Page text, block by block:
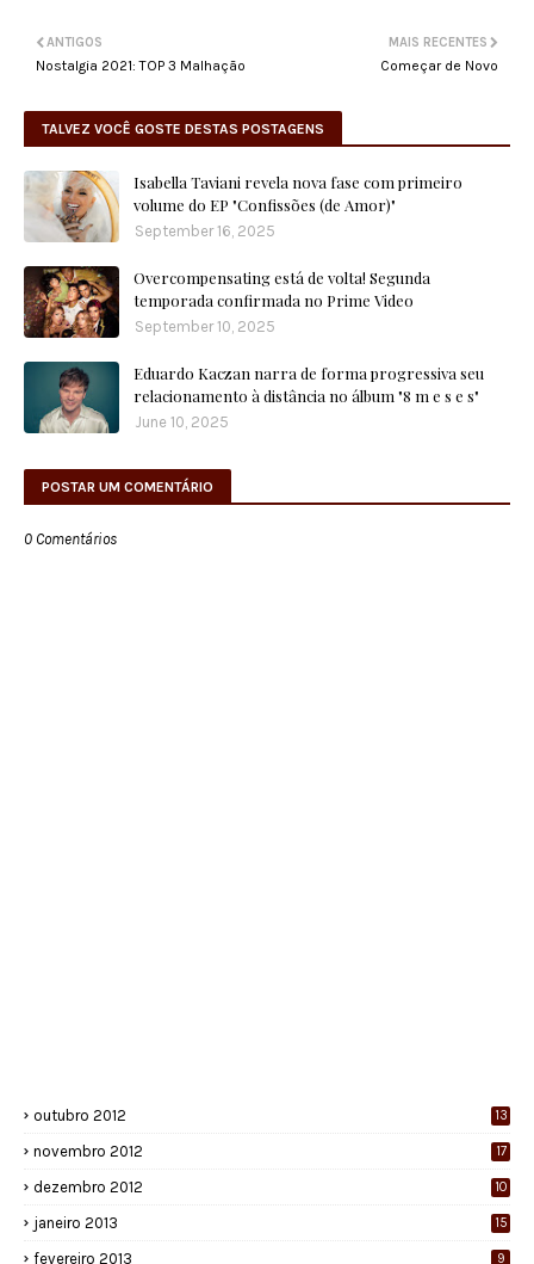
MAIS RECENTES
Começar de Novo
ANTIGOS
Nostalgia 2021: TOP 3 Malhação
TALVEZ VOCÊ GOSTE DESTAS POSTAGENS
Isabella Taviani revela nova fase com primeiro
volume do EP "Confissões (de Amor)"
September 16, 2025
Overcompensating está de volta! Segunda
temporada confirmada no Prime Video
September 10, 2025
Eduardo Kaczan narra de forma progressiva seu
relacionamento à distância no álbum "8 m e s e s"
June 10, 2025
POSTAR UM COMENTÁRIO
0 Comentários
outubro 2012 13
novembro 2012 17
dezembro 2012 10
janeiro 2013 15
fevereiro 2013 9